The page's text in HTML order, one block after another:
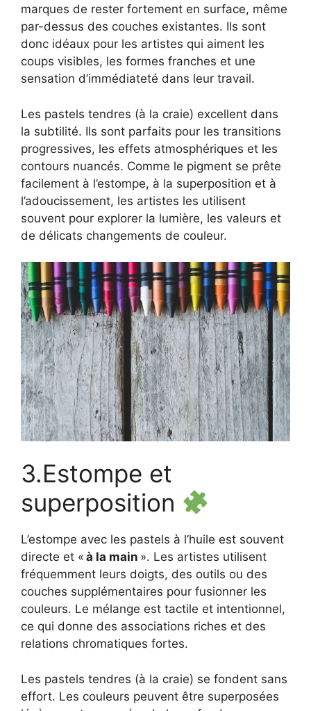
marques de rester fortement en surface, même
par-dessus des couches existantes. Ils sont
donc idéaux pour les artistes qui aiment les
coups visibles, les formes franches et une
sensation d’immédiateté dans leur travail.
Les pastels tendres (à la craie) excellent dans
la subtilité. Ils sont parfaits pour les transitions
progressives, les effets atmosphériques et les
contours nuancés. Comme le pigment se prête
facilement à l’estompe, à la superposition et à
l’adoucissement, les artistes les utilisent
souvent pour explorer la lumière, les valeurs et
de délicats changements de couleur.
3.Estompe et
superposition
L’estompe avec les pastels à l’huile est souvent
directe et « à la main ». Les artistes utilisent
fréquemment leurs doigts, des outils ou des
couches supplémentaires pour fusionner les
couleurs. Le mélange est tactile et intentionnel,
ce qui donne des associations riches et des
relations chromatiques fortes.
Les pastels tendres (à la craie) se fondent sans
effort. Les couleurs peuvent être superposées